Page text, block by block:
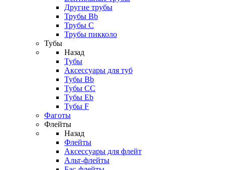
Другие трубы
Трубы Bb
Трубы C
Трубы пикколо
Тубы
Назад
Тубы
Аксессуары для туб
Тубы Bb
Тубы CC
Тубы Eb
Тубы F
Фаготы
Флейты
Назад
Флейты
Аксессуары для флейт
Альт-флейты